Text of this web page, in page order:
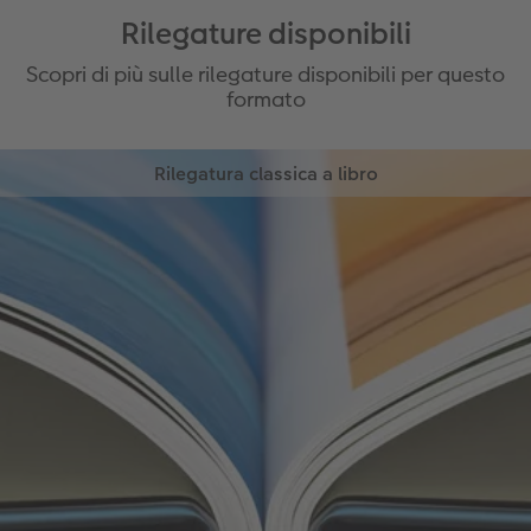
Finiture in rilievo e scatola incluse
Rilegature disponibili
Scopri di più sulle rilegature disponibili per questo
formato
Rilegatura classica a libro